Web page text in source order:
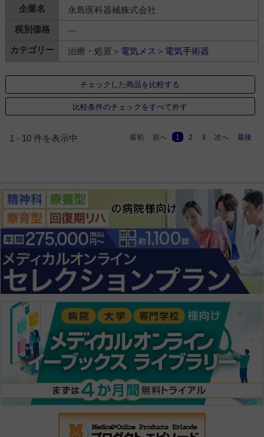
永島医科器械株式会社
---
治療・処置＞ 電気メス ＞ 電気手術器
チェックした商品を比較する
比較条件のチェックをすべて外す
1 - 10 件を表示中 最初 前へ 1 2 3 次へ 最後